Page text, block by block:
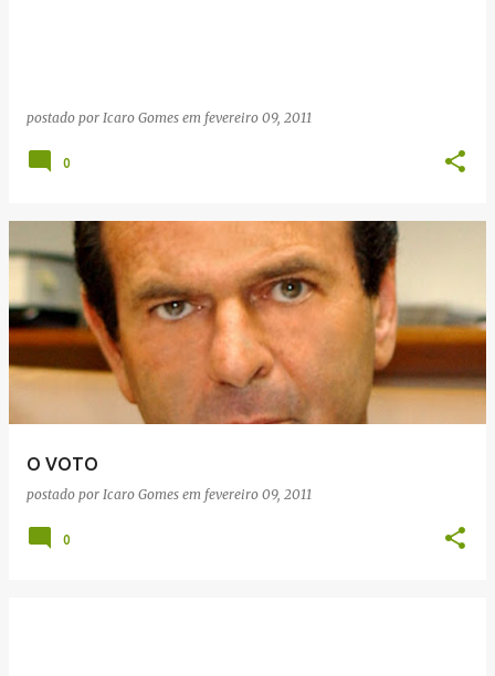
postado por Icaro Gomes em fevereiro 09, 2011
0
O VOTO
postado por Icaro Gomes em fevereiro 09, 2011
0